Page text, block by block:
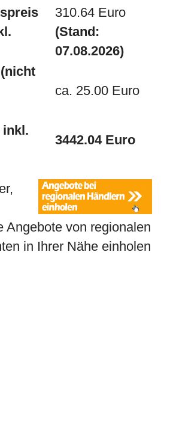
310.64 Euro
(Stand:
07.08.2026)
ca. 25.00 Euro
inkl.
3442.04 Euro
Angebote von regionalen
in Ihrer Nähe einholen